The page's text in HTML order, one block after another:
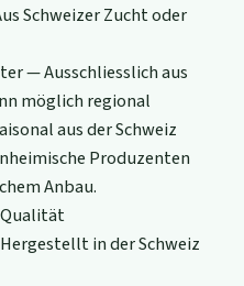
Schweizer Zucht oder
— Ausschliesslich aus
möglich regional
aus der Schweiz
Produzenten
Anbau.
in der Schweiz